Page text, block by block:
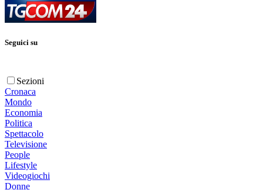
Seguici su
Sezioni
Cronaca
Mondo
Economia
Politica
Spettacolo
Televisione
People
Lifestyle
Videogiochi
Donne